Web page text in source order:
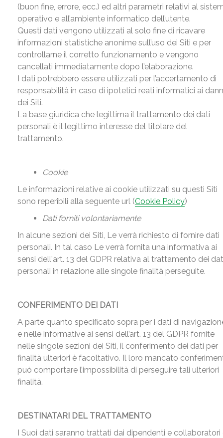
(buon fine, errore, ecc.) ed altri parametri relativi al
operativo e all’ambiente informatico dell’utente.
Questi dati vengono utilizzati al solo fine di ricavare
informazioni statistiche anonime sull’uso dei Siti e per
controllarne il corretto funzionamento e vengono
cancellati immediatamente dopo l’elaborazione.
I dati potrebbero essere utilizzati per l’accertamento di
responsabilità in caso di ipotetici reati informatici ai
dei Siti.
La base giuridica che legittima il trattamento dei dati
personali è il legittimo interesse del titolare del
trattamento.
Cookie
Le informazioni relative ai cookie utilizzati su questi Siti
sono reperibili alla seguente url (Cookie Policy)
Dati forniti volontariamente
In alcune sezioni dei Siti, Le verrà richiesto di fornire dati
personali. In tal caso Le verrà fornita una informativa ai
sensi dell'art. 13 del GDPR relativa al trattamento dei
personali in relazione alle singole finalità perseguite.
CONFERIMENTO DEI DATI
A parte quanto specificato sopra per i dati di
e nelle informative ai sensi dell’art. 13 del GDPR fornite
nelle singole sezioni dei Siti, il conferimento dei dati per
finalità ulteriori è facoltativo. Il loro mancato
può comportare l’impossibilità di perseguire tali ulteriori
finalità.
DESTINATARI DEL TRATTAMENTO
I Suoi dati saranno trattati dai dipendenti e collaboratori